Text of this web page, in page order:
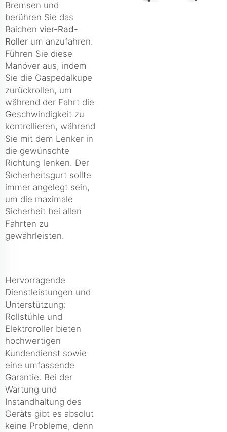
Bremsen und
berühren Sie das
Baichen vier-Rad-
Roller um anzufahren.
Führen Sie diese
Manöver aus, indem
Sie die Gaspedalkupe
zurückrollen, um
während der Fahrt die
Geschwindigkeit zu
kontrollieren, während
Sie mit dem Lenker in
die gewünschte
Richtung lenken. Der
Sicherheitsgurt sollte
immer angelegt sein,
um die maximale
Sicherheit bei allen
Fahrten zu
gewährleisten.
Hervorragende
Dienstleistungen und
Unterstützung:
Rollstühle und
Elektroroller bieten
hochwertigen
Kundendienst sowie
eine umfassende
Garantie. Bei der
Wartung und
Instandhaltung des
Geräts gibt es absolut
keine Probleme, denn